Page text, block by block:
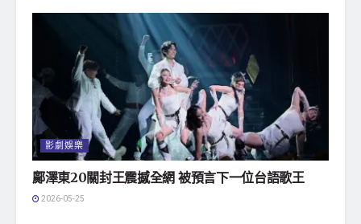
影劇娛樂
鄺澤東20關封王震撼全網 被預言下一位台語歌王
2026-05-25